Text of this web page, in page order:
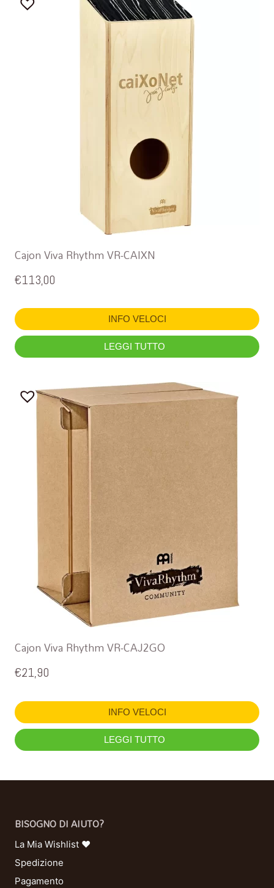
Cajon Viva Rhythm VR-CAIXN
€113,00
INFO VELOCI
LEGGI TUTTO
Cajon Viva Rhythm VR-CAJ2GO
€21,90
INFO VELOCI
LEGGI TUTTO
BISOGNO DI AIUTO?
La Mia Wishlist ❤
Spedizione
Pagamento